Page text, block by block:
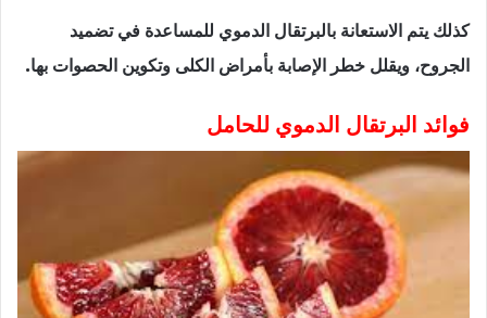
كذلك يتم الاستعانة بالبرتقال الدموي للمساعدة في تضميد
الجروح، ويقلل خطر الإصابة بأمراض الكلى وتكوين الحصوات بها.
فوائد البرتقال الدموي للحامل